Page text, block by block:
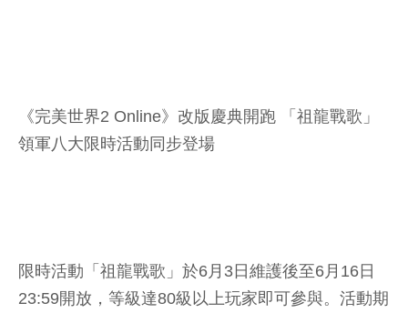
《完美世界2 Online》改版慶典開跑 「祖龍戰歌」
領軍八大限時活動同步登場
限時活動「祖龍戰歌」於6月3日維護後至6月16日
23:59開放，等級達80級以上玩家即可參與。活動期